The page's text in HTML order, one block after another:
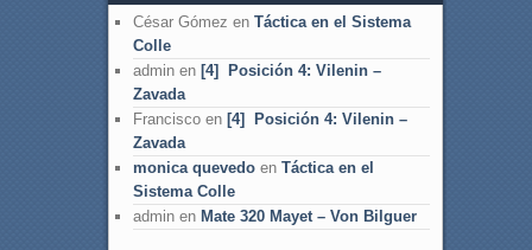
César Gómez en Táctica en el Sistema
Colle
adminen [4] Posición 4: Vilenin –
Zavada
Franciscoen [4] Posición 4: Vilenin –
Zavada
monica quevedoen Táctica en el
Sistema Colle
adminen Mate 320 Mayet – Von Bilguer